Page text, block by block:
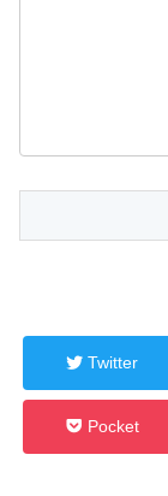
Twitter
Pocket